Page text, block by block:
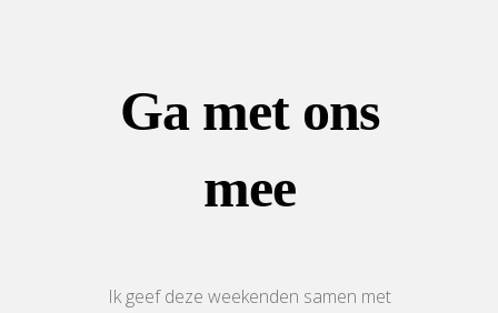
Ga met ons
mee
Ik geef deze weekenden samen met